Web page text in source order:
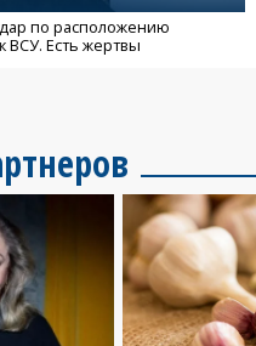
по расположению
ВСУ. Есть жертвы